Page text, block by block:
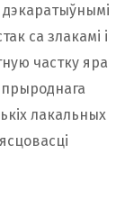
дэкаратыўнымі
са злакамі і
частку яра
лакальных